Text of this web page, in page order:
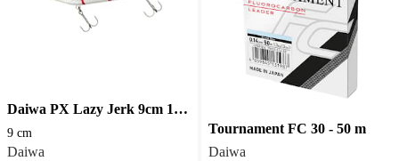
Daiwa PX Lazy Jerk 9cm 18g Slow Sink Jerkbait 9 cm
9 cm
Daiwa
Tournament FC 30 - 50 m
Daiwa